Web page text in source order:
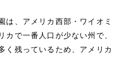
は、アメリカ西部・ワイオミ
カで一番人口が少ない州で、
く残っているため、アメリカ